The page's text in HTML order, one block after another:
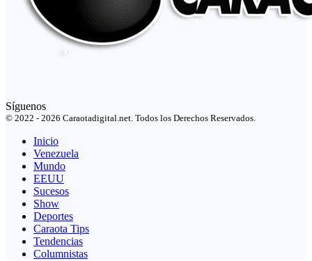
Síguenos
© 2022 - 2026 Caraotadigital.net. Todos los Derechos Reservados.
Inicio
Venezuela
Mundo
EEUU
Sucesos
Show
Deportes
Caraota Tips
Tendencias
Columnistas